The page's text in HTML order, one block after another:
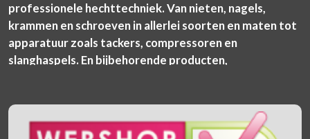
professionele hechttechniek. Van nieten, nagels,
krammen en schroeven in allerlei soorten en maten tot
apparatuur zoals tackers, compressoren en
slanghaspels. En bijbehorende producten,